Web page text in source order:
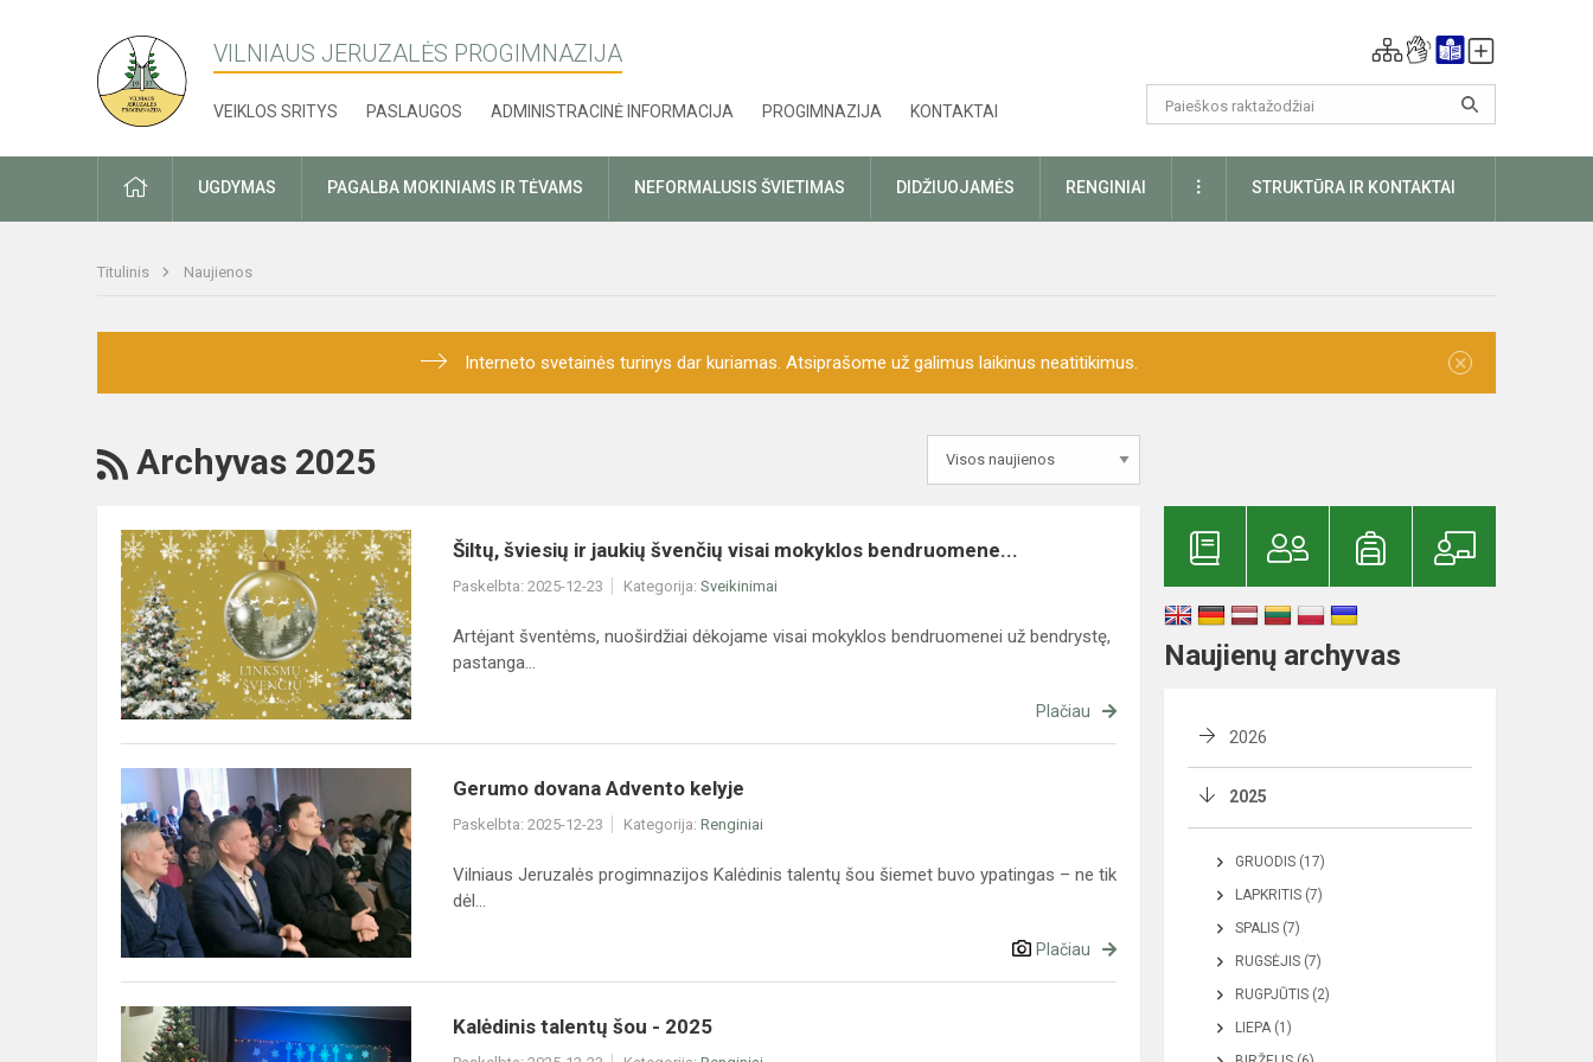
VILNIAUS JERUZALĖS PROGIMNAZIJA
VEIKLOS SRITYS PASLAUGOS ADMINISTRACINĖ INFORMACIJA PROGIMNAZIJA KONTAKTAI
PRADŽIAUGDYMAS PAGALBA MOKINIAMS IR TĖVAMS NEFORMALUSIS ŠVIETIMAS DIDŽIUOJAMĖS RENGINIAI DAUGIAUSTRUKTŪRA IR KONTAKTAI
Titulinis Naujienos
Interneto svetainės turinys dar kuriamas. Atsiprašome už galimus laikinus neatitikimus. ×
RSS
Archyvas 2025
Šiltų,
šviesių
ir
jaukių
švenčių
visai
mokyklos
bendruomene...
Šiltų, šviesių ir jaukių švenčių visai mokyklos bendruomene...
Paskelbta: 2025-12-23 Kategorija: Sveikinimai
Artėjant šventėms, nuoširdžiai dėkojame visai mokyklos bendruomenei už bendrystę,
pastanga...
Plačiau
Gerumo
dovana
Advento
kelyje
Gerumo dovana Advento kelyje
Paskelbta: 2025-12-23 Kategorija: Renginiai
Vilniaus Jeruzalės progimnazijos Kalėdinis talentų šou šiemet buvo ypatingas – ne tik
dėl...
Plačiau
Kalėdinis
talentų
Kalėdinis talentų šou - 2025
Naujienų archyvas
2026
2025
GRUODIS (17)
LAPKRITIS (7)
SPALIS (7)
RUGSĖJIS (7)
RUGPJŪTIS (2)
LIEPA (1)